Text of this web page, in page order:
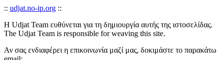
:: udjat.no-ip.org ::
Η Udjat Team ευθύνεται για τη δημιουργία αυτής της ιστοσελίδας.
The Udjat Team is responsible for weaving this site.
Αν σας ενδιαφέρει η επικοινωνία μαζί μας, δοκιμάστε το παρακάτω